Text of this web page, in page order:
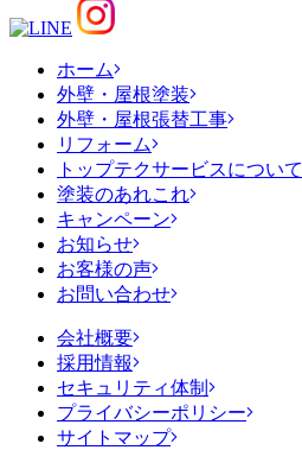
ホーム
外壁・屋根塗装
外壁・屋根張替工事
リフォーム
トップテクサービスについて
塗装のあれこれ
キャンペーン
お知らせ
お客様の声
お問い合わせ
会社概要
採用情報
セキュリティ体制
プライバシーポリシー
サイトマップ